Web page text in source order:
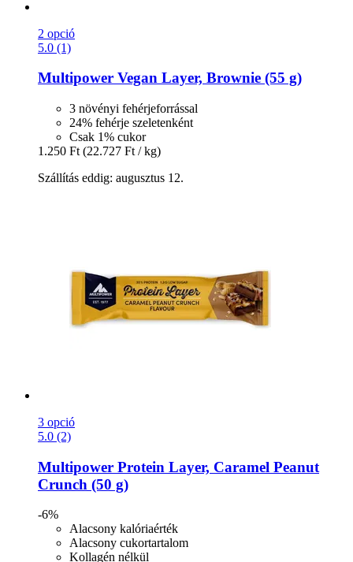
2 opció
5.0 (1)
Multipower Vegan Layer, Brownie (55 g)
3 növényi fehérjeforrással
24% fehérje szeletenként
Csak 1% cukor
1.250 Ft (22.727 Ft / kg)
Szállítás eddig: augusztus 12.
3 opció
5.0 (2)
Multipower Protein Layer, Caramel Peanut
Crunch (50 g)
-6%
Alacsony kalóriaérték
Alacsony cukortartalom
Kollagén nélkül